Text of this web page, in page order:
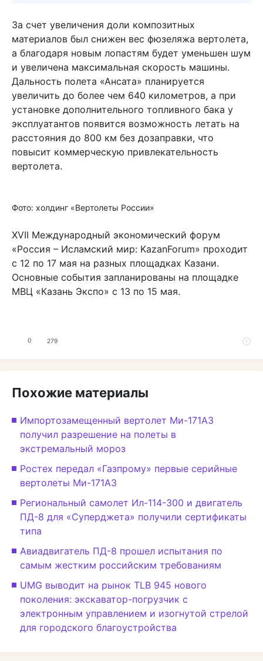
За счет увеличения доли композитных
материалов был снижен вес фюзеляжа вертолета,
а благодаря новым лопастям будет уменьшен шум
и увеличена максимальная скорость машины.
Дальность полета «Ансата» планируется
увеличить до более чем 640 километров, а при
установке дополнительного топливного бака у
эксплуатантов появится возможность летать на
расстояния до 800 км без дозаправки, что
повысит коммерческую привлекательность
вертолета.
Фото: холдинг «Вертолеты России»
XVII Международный экономический форум
«Россия – Исламский мир: KazanForum» проходит
с 12 по 17 мая на разных площадках Казани.
Основные события запланированы на площадке
МВЦ «Казань Экспо» с 13 по 15 мая.
0 279
Похожие материалы
Импортозамещенный вертолет Ми-171А3
получил разрешение на полеты в
экстремальный мороз
Ростех передал «Газпрому» первые серийные
вертолеты Ми-171А3
Региональный самолет Ил-114-300 и двигатель
ПД-8 для «Суперджета» получили сертификаты
типа
Авиадвигатель ПД-8 прошел испытания по
самым жестким российским требованиям
UMG выводит на рынок TLB 945 нового
поколения: экскаватор-погрузчик с
электронным управлением и изогнутой стрелой
для городского благоустройства